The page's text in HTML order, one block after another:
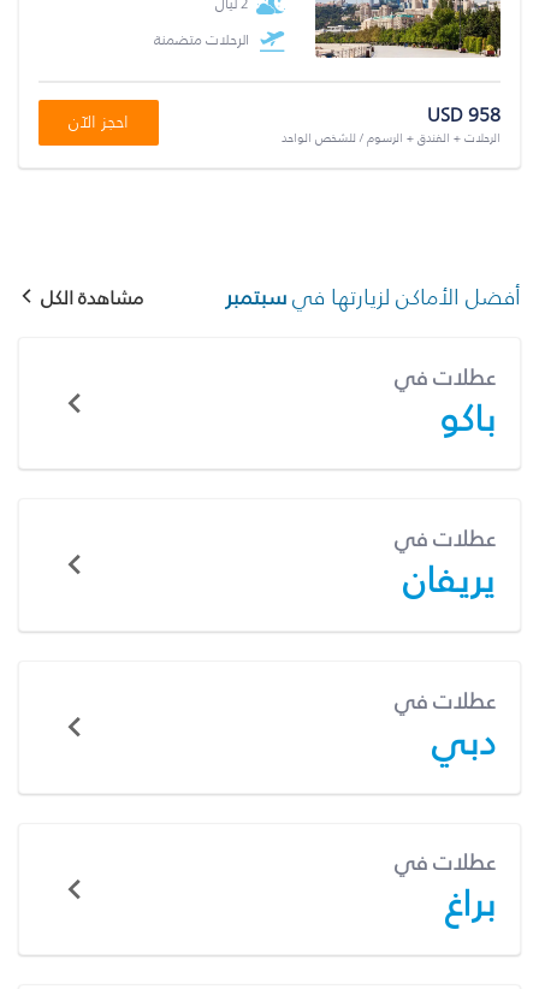
الرحلات متضمنة
USD 958
الرحلات + الفندق + الرسوم / للشخص الواحد
احجز الآن
أفضل الأماكن لزيارتها فيسبتمبر مشاهدة الكل
عطلات في
باكو
عطلات في
يريفان
عطلات في
دبي
عطلات في
براغ